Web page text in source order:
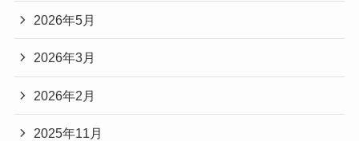
2026年5月
2026年3月
2026年2月
2025年11月